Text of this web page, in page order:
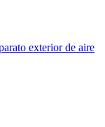
exterior de aire